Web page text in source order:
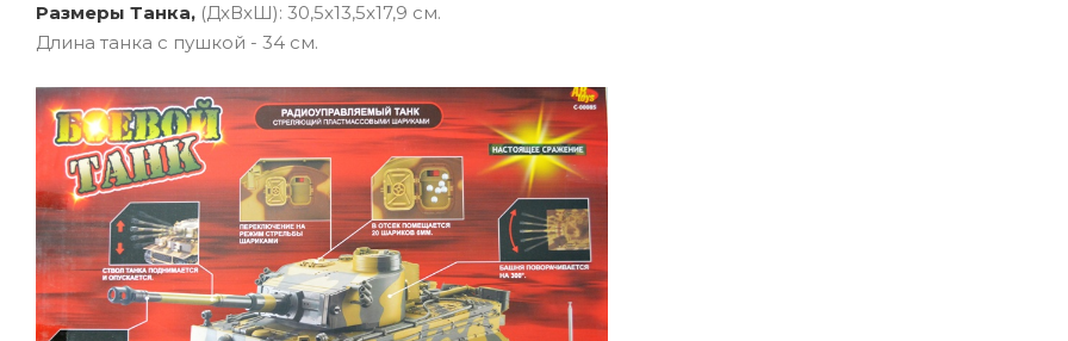
Размеры Танка, (ДxВxШ): 30,5x13,5x17,9 см.
Длина танка с пушкой - 34 см.